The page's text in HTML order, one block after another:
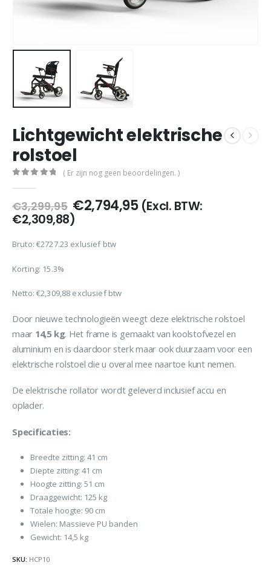
Lichtgewicht elektrische
rolstoel
( Er zijn nog geen beoordelingen. )
€3,299,95 Oorspronkelijke
prijs
was:
€3,299,95.
€2,794,95Huidige
prijs
(Excl. BTW:
€2,309,88)
Bruto: €2727.23 exlusief btw
Korting: 15.3%
Netto: €2,309,88 exclusief btw
Door nieuwe technologieën weegt deze elektrische rolstoel
maar 14,5 kg. Het frame is gemaakt van koolstofvezel en
aluminium en is daardoor sterk maar ook duurzaam voor een
elektrische rolstoel die u overal mee naartoe kunt nemen.
De elektrische rollator wordt geleverd inclusief accu en
oplader.
Specificaties:
Breedte zitting: 41 cm
Diepte zitting: 41 cm
Hoogte zitting: 51 cm
Draaggewicht: 125 kg
Totale hoogte: 90 cm
Wielen: Massieve PU banden
Gewicht: 14,5 kg
SKU: HCP10